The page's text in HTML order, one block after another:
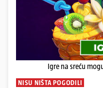
Igre na sreću
NISU NIŠTA POGODILI